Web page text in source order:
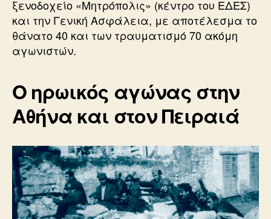
ξενοδοχείο «Μητρόπολις» (κέντρο του ΕΔΕΣ)
και την Γενική Ασφάλεια, με αποτέλεσμα το
θάνατο 40 και των τραυματισμό 70 ακόμη
αγωνιστών.
Ο ηρωικός αγώνας στην
Αθήνα και στον Πειραιά